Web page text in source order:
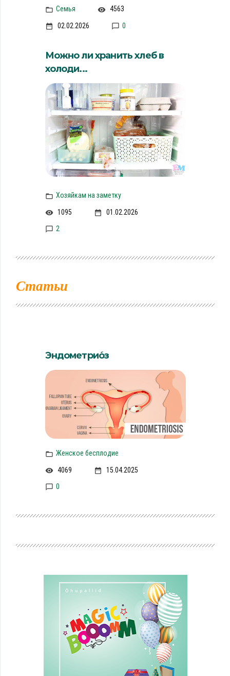
Семья 4563
02.02.2026 0
Можно ли хранить хлеб в
холоди...
Хозяйкам на заметку
1095 01.02.2026
2
Статьи
Эндометрио́з
Женское бесплодие
4069 15.04.2025
0